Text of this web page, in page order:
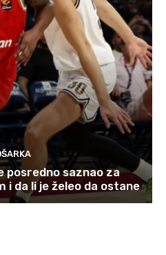
posredno saznao za
i da li je želeo da ostane